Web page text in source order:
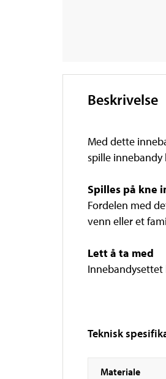
Beskrivelse
Med dette
spille innebandy
Spilles på kne
Fordelen med
venn eller et
Lett å ta med
Innebandysettet
Teknisk
Materiale